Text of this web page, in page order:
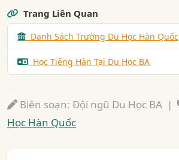
Trang Liên Quan
Danh Sách Trường Du Học Hàn Quốc
Học Tiếng Hàn Tại Du Học BA
Biên soạn: Đội ngũ Du Học BA |
Học Hàn Quốc